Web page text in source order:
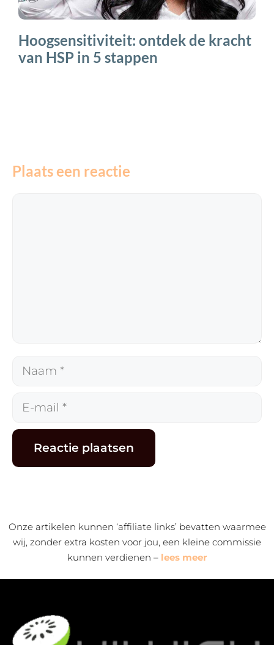
Hoogsensitiviteit: ontdek de kracht
van HSP in 5 stappen
Plaats een reactie
Naam
E-
Onze artikelen kunnen ‘affiliate links’ bevatten waarmee
wij, zonder extra kosten voor jou, een kleine commissie
kunnen verdienen – lees meer